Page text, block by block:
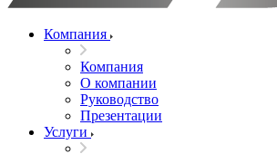
Компания
Компания
О компании
Руководство
Презентации
Услуги